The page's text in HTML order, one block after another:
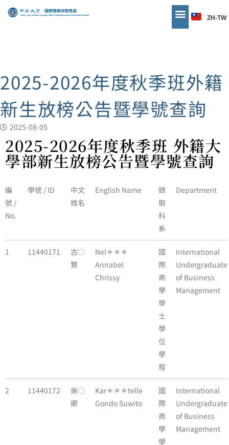
ZH-TW
2025-2026年度秋季班外籍
新生放榜公告暨學號查詢
2025-08-05
2025-2026年度秋季班 外籍大
學部新生放榜公告暨學號查詢
編
號 /
No.
學號 / ID
中文
姓名
English Name
錄
取
科
系
Department
1 11440171
古○
賢
Nel＊＊＊
Annabel
Chrissy
國
際
商
學
學
士
學
位
學
程
International
Undergraduate
of Business
Management
2 11440172
吳○
卿
Kar＊＊＊telle
Gondo Suwito
國
際
商
學
學
International
Undergraduate
of Business
Management